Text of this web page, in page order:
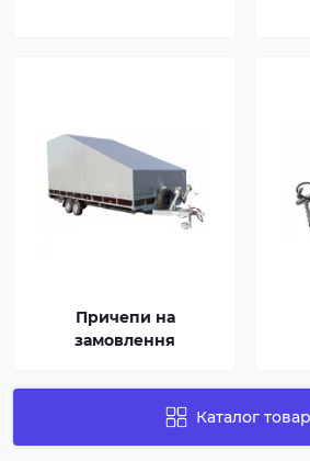
Причепи на
замовлення
Каталог